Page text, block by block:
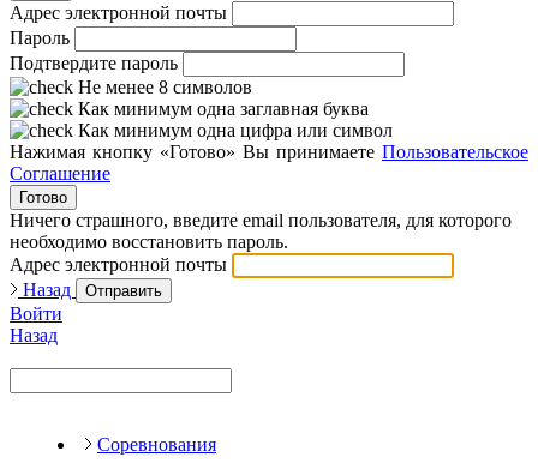
Адрес электронной почты
Пароль
Подтвердите пароль
Не менее 8 символов
Как минимум одна заглавная буква
Как минимум одна цифра или символ
Нажимая кнопку «Готово» Вы принимаете Пользовательское
Соглашение
Готово
Ничего страшного, введите email пользователя, для которого
необходимо восстановить пароль.
Адрес электронной почты
Назад
Отправить
Войти
Назад
Соревнования